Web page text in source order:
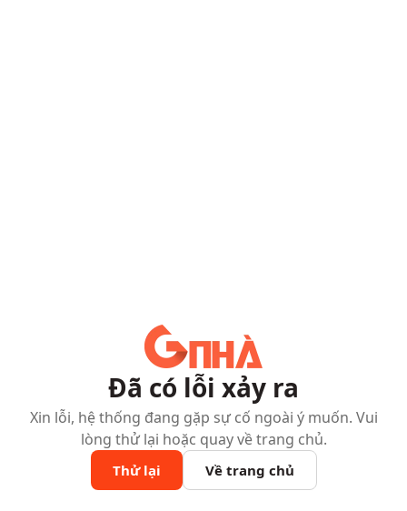
Đã có lỗi xảy ra
Xin lỗi, hệ thống đang gặp sự cố ngoài ý muốn. Vui
lòng thử lại hoặc quay về trang chủ.
Thử lại Về trang chủ